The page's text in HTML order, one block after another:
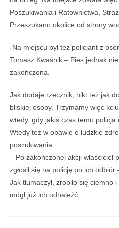
Poszukiwania i Ratownictwa,
Przeszukano okolice od strony
-Na miejscu był też policjant z
Tomasz Kwaśnik – Pies jednak nie
zakończona.
Jak dodaje rzecznik, nikt też jak
bliskiej osoby. Trzymamy więc
wtedy, gdy jakiś czas temu policja
Wtedy też w obawie o ludzkie
poszukiwania.
– Po zakończonej akcji właściciel
zgłosił się na policję po ich
Jak tłumaczył, zrobiło się ciemno
mógł już ich odnaleźć.